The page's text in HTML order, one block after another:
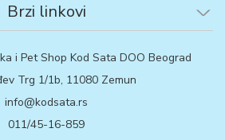
Brzi linkovi
i Pet Shop Kod Sata DOO Beograd
Trg 1/1b, 11080 Zemun
info@kodsata.rs
011/45-16-859